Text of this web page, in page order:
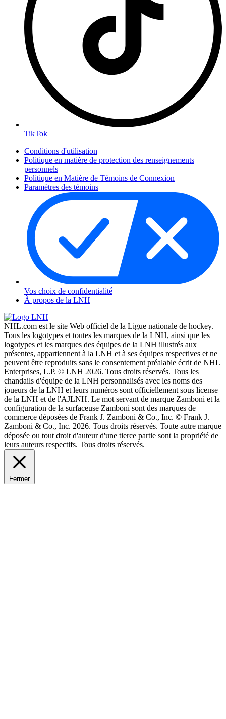
TikTok
Conditions d'utilisation
Politique en matière de protection des renseignements
personnels
Politique en Matière de Témoins de Connexion
Paramètres des témoins
Vos choix de confidentialité
À propos de la LNH
NHL.com est le site Web officiel de la Ligue nationale de hockey.
Tous les logotypes et toutes les marques de la LNH, ainsi que les
logotypes et les marques des équipes de la LNH illustrés aux
présentes, appartiennent à la LNH et à ses équipes respectives et ne
peuvent être reproduits sans le consentement préalable écrit de NHL
Enterprises, L.P. © LNH 2026. Tous droits réservés. Tous les
chandails d'équipe de la LNH personnalisés avec les noms des
joueurs de la LNH et leurs numéros sont officiellement sous license
de la LNH et de l'AJLNH. Le mot servant de marque Zamboni et la
configuration de la surfaceuse Zamboni sont des marques de
commerce déposées de Frank J. Zamboni & Co., Inc. © Frank J.
Zamboni & Co., Inc. 2026. Tous droits réservés. Toute autre marque
déposée ou tout droit d'auteur d'une tierce partie sont la propriété de
leurs auteurs respectifs. Tous droits réservés.
Fermer